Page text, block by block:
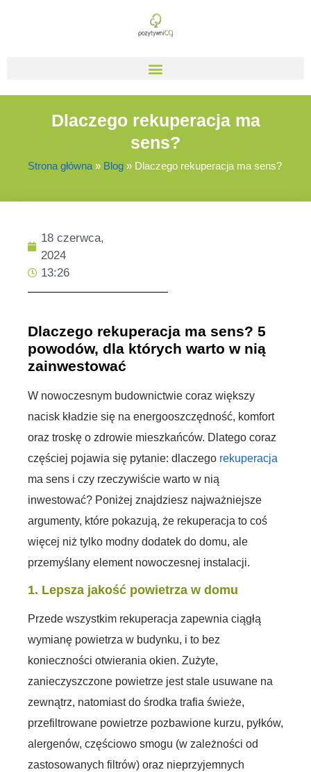
Dlaczego rekuperacja ma
sens?
Strona główna » Blog » Dlaczego rekuperacja ma sens?
18 czerwca,
2024
13:26
Dlaczego rekuperacja ma sens? 5
powodów, dla których warto w nią
zainwestować
W nowoczesnym budownictwie coraz większy
nacisk kładzie się na energooszczędność, komfort
oraz troskę o zdrowie mieszkańców. Dlatego coraz
częściej pojawia się pytanie: dlaczego rekuperacja
ma sens i czy rzeczywiście warto w nią
inwestować? Poniżej znajdziesz najważniejsze
argumenty, które pokazują, że rekuperacja to coś
więcej niż tylko modny dodatek do domu, ale
przemyślany element nowoczesnej instalacji.
1. Lepsza jakość powietrza w domu
Przede wszystkim rekuperacja zapewnia ciągłą
wymianę powietrza w budynku, i to bez
konieczności otwierania okien. Zużyte,
zanieczyszczone powietrze jest stale usuwane na
zewnątrz, natomiast do środka trafia świeże,
przefiltrowane powietrze pozbawione kurzu, pyłków,
alergenów, częściowo smogu (w zależności od
zastosowanych filtrów) oraz nieprzyjemnych